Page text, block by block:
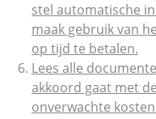
stel automatische
maak gebruik van
op tijd te betalen.
Lees alle
akkoord gaat met
onverwachte